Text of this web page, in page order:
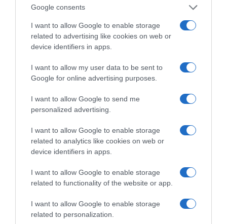
Google consents
I want to allow Google to enable storage
related to advertising like cookies on web or
device identifiers in apps.
I want to allow my user data to be sent to
Google for online advertising purposes.
I want to allow Google to send me
personalized advertising.
I want to allow Google to enable storage
related to analytics like cookies on web or
device identifiers in apps.
I want to allow Google to enable storage
related to functionality of the website or app.
I want to allow Google to enable storage
related to personalization.
ΔΙΑΒΑΣΤΕ ΚΑΙ ΤΑ ΠΑΡΑΚΑΤΩ
Κλασικός Δεκαπενταύγουστος με ηλιοφάνεια, υψηλές
θερμοκρασίες και ισχυρά μελτέμια την εβδομάδα
Το σχέδιο του Ισραήλ για τους Κούρδους
ΤΟ ΠΑΡΟΝ: Ρυθμιστής ο Αντώνης Σαμαράς – Απειλή
για ΝΔ